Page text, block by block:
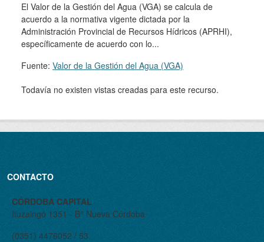
El Valor de la Gestión del Agua (VGA) se calcula de
acuerdo a la normativa vigente dictada por la
Administración Provincial de Recursos Hídricos (APRHI),
específicamente de acuerdo con lo...
Fuente: Valor de la Gestión del Agua (VGA)
Todavía no existen vistas creadas para este recurso.
CONTACTO
CÓRDOBA CAPITAL
Ituzaingó 1351 - B° Nueva Córdoba
(0351) 4476052 / 53